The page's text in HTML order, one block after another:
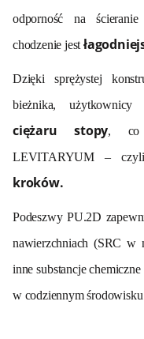
odporność na
chodzenie jest
Dzięki sprężystej
bieżnika,
ciężaru stopy, co
LEVITARYUM –
kroków.
Podeszwy PU.2D
nawierzchniach (SRC w
inne substancje
w codziennym środowisku